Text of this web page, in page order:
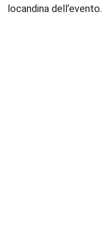
locandina dell’evento.